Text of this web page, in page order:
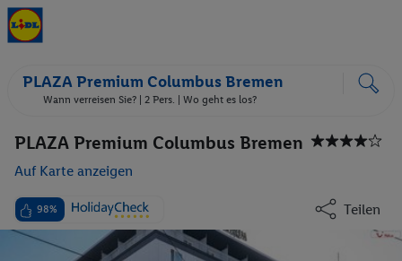
PLAZA Premium Columbus Bremen
Wann verreisen Sie? | 2 Pers. | Wo geht es los?
PLAZA Premium Columbus Bremen
Auf Karte anzeigen
98% Teilen